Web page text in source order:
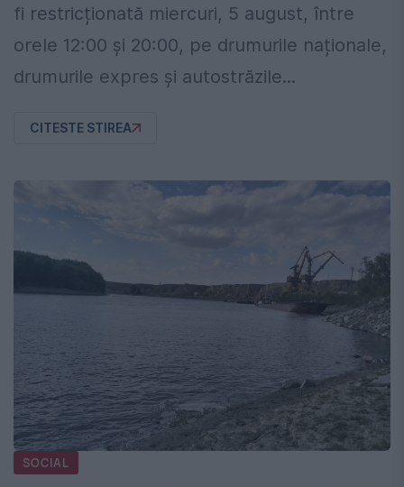
fi restricționată miercuri, 5 august, între
orele 12:00 și 20:00, pe drumurile naționale,
drumurile expres și autostrăzile...
CITESTE STIREA
SOCIAL